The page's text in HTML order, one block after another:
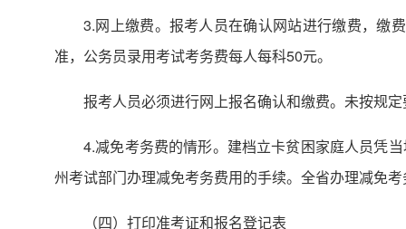
3.网上缴费。报考人员在确认网站进行缴费，缴
准，公务员录用考试考务费每人每科50元。
报考人员必须进行网上报名确认和缴费。未按规
4.减免考务费的情形。建档立卡贫困家庭人员凭
州考试部门办理减免考务费用的手续。全省办理减免
（四）打印准考证和报名登记表